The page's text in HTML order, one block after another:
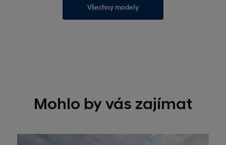
Všechny modely
Mohlo by vás zajímat